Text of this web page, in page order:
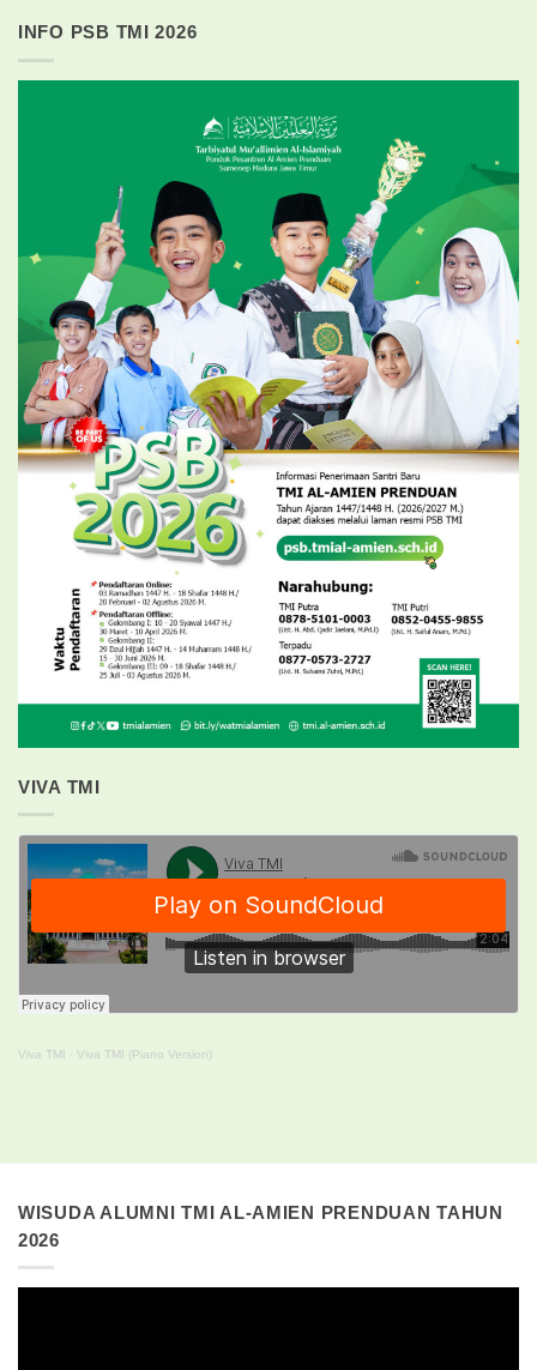
INFO PSB TMI 2026
VIVA TMI
Viva TMI · Viva TMI (Piano Version)
WISUDA ALUMNI TMI AL-AMIEN PRENDUAN TAHUN
2026